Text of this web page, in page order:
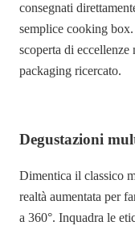
consegnati
semplice cooking
scoperta di
packaging ricercato.
Degustazioni
Dimentica il classico
realtà aumentata per
a 360°. Inquadra le